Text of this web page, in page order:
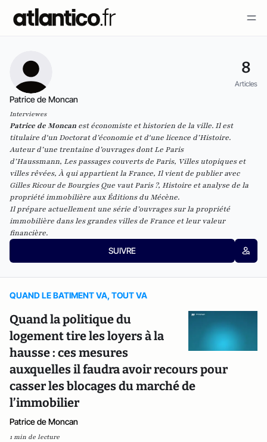
8
Articles
Patrice de Moncan
Interviewes
Patrice de Moncan est économiste et historien de la ville. Il est
titulaire d'un Doctorat d’économie et d'une licence d’Histoire.
Auteur d’une trentaine d’ouvragesdontLe Paris
d’Haussmann, Lespassages couverts de Paris, Villes utopiques et
villes rêvées, À qui appartient la France, Il vient de publier avec
Gilles Ricour de BourgiesQue vaut Paris ?, Histoire et analyse de la
propriété immobilière aux Éditions du Mécène.
Il prépare actuellement une série d’ouvrages sur la propriété
immobilière dans les grandes villes de France et leur valeur
financière.
SUIVRE
QUAND LE BATIMENT VA, TOUT VA
Quand la politique du
logement tire les loyers à la
hausse : ces mesures
auxquelles il faudra avoir recours pour
casser les blocages du marché de
l’immobilier
Patrice de Moncan
1 min de lecture